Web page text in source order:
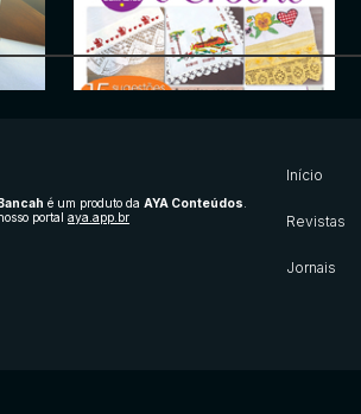
Aprenda e Faça Trabalhos
Manuais
é um produto da AYA Conteúdos
portal aya.app.br
Início
Revistas
Jornais